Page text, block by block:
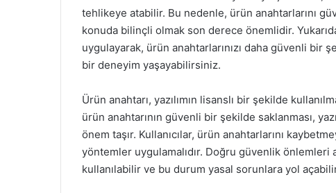
tehlikeye atabilir. Bu nedenle, ürün anahtarlarını
konuda bilinçli olmak son derece önemlidir.
uygulayarak, ürün anahtarlarınızı daha güvenli
bir deneyim yaşayabilirsiniz.
Ürün anahtarı, yazılımın lisanslı bir şekilde
ürün anahtarının güvenli bir şekilde saklanması,
önem taşır. Kullanıcılar, ürün anahtarlarını
yöntemler uygulamalıdır. Doğru güvenlik önlemleri
kullanılabilir ve bu durum yasal sorunlara yol